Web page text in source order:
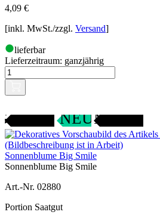
4,09 €
[inkl. MwSt./zzgl. Versand]
lieferbar
Lieferzeitraum: ganzjährig
NEU
SAMENFEST
Sonnenblume Big Smile
Sonnenblume Big Smile
Art.-Nr. 02880
Portion Saatgut